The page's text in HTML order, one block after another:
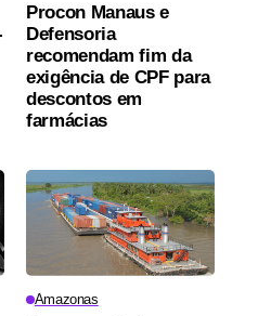
Procon Manaus e
Defensoria
recomendam fim da
exigência de CPF para
descontos em
farmácias
Amazonas